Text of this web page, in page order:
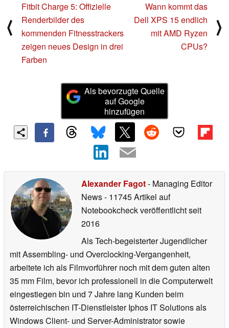
⟨
Fitbit Charge 5: Offizielle
Renderbilder des
kommenden Fitnesstrackers
zeigen neues Design in drei
Farben
Wann kommt das
Dell XPS 15 endlich
mit AMD Ryzen
CPUs?
⟩
Als bevorzugte Quelle
auf Google
hinzufügen
Alexander Fagot- Managing Editor
News- 11745 Artikel auf
Notebookcheck veröffentlichtseit
2016
Als Tech-begeisterter Jugendlicher
mit Assembling- und Overclocking-Vergangenheit,
arbeitete ich als Filmvorführer noch mit dem guten alten
35 mm Film, bevor ich professionell in die Computerwelt
eingestiegen bin und 7 Jahre lang Kunden beim
österreichischen IT-Dienstleister Iphos IT Solutions als
Windows Client- und Server-Administrator sowie